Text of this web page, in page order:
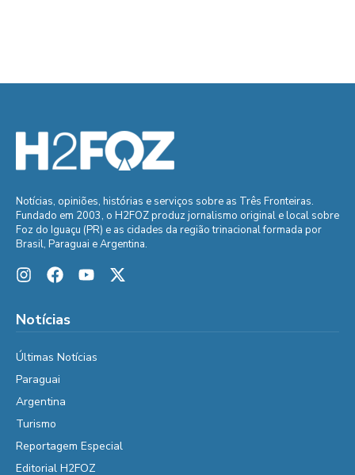
Notícias, opiniões, histórias e serviços sobre as Três Fronteiras.
Fundado em 2003, o H2FOZ produz jornalismo original e local sobre
Foz do Iguaçu (PR) e as cidades da região trinacional formada por
Brasil, Paraguai e Argentina.
Notícias
Últimas Notícias
Paraguai
Argentina
Turismo
Reportagem Especial
Editorial H2FOZ